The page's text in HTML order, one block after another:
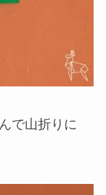
で山折りに